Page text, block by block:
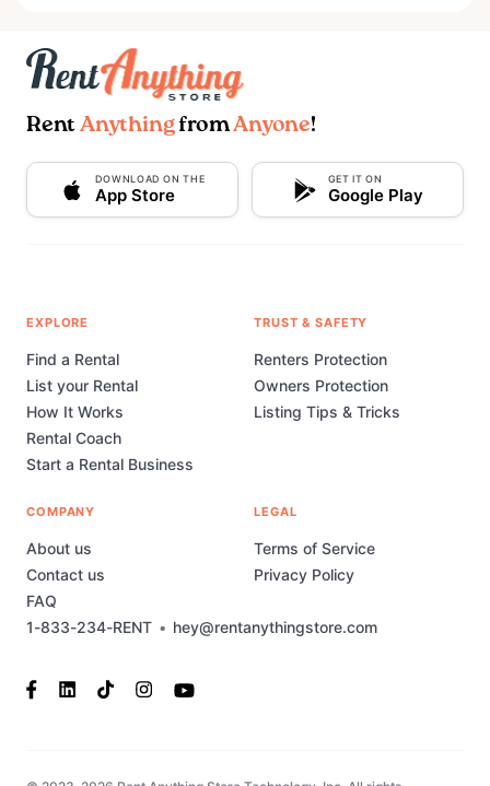
Rent AnythingfromAnyone!
DOWNLOAD ON THE
App Store
GET IT ON
Google Play
1-833-234-RENT • hey@rentanythingstore.com
EXPLORE
Find a Rental
List your Rental
How It Works
Rental Coach
Start a Rental Business
TRUST & SAFETY
Renters Protection
Owners Protection
Listing Tips & Tricks
COMPANY
About us
Contact us
FAQ
LEGAL
Terms of Service
Privacy Policy